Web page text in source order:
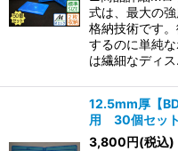
式は、最大の
格納技術です
するのに単純
は繊細なディ
12.5mm厚【
用 30個セット
3,800円(税込)